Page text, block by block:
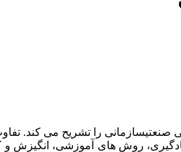
را تشریح می کند.
روش های آموزشی، انگیزش